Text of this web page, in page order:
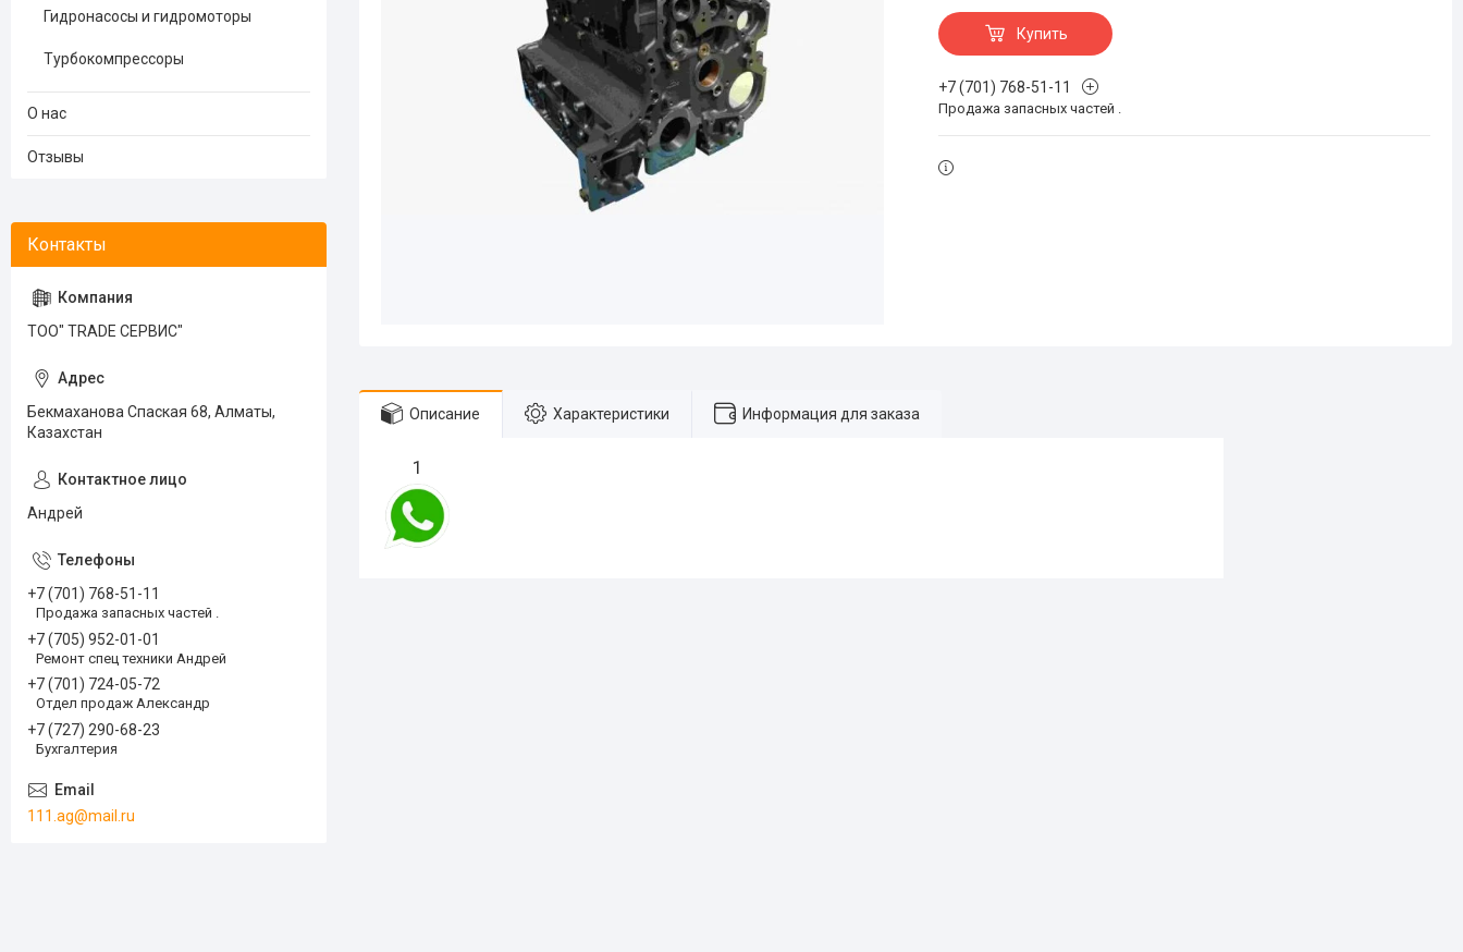
Купить
+7 (701) 768-51-11
Продажа запасных частей .
Описание Характеристики Информация для заказа
1
Гидронасосы и гидромоторы
Турбокомпрессоры
О нас
Отзывы
ТОО" TRADE СЕРВИС"
Бекмаханова Спаская 68, Алматы,
Казахстан
Андрей
+7 (701) 768-51-11
Продажа запасных частей .
+7 (705) 952-01-01
Ремонт спец техники Андрей
+7 (701) 724-05-72
Отдел продаж Александр
+7 (727) 290-68-23
Бухгалтерия
111.ag@mail.ru